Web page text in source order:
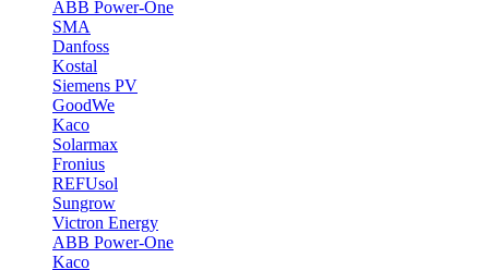
ABB Power-One
SMA
Danfoss
Kostal
Siemens PV
GoodWe
Kaco
Solarmax
Fronius
REFUsol
Sungrow
Victron Energy
ABB Power-One
Kaco